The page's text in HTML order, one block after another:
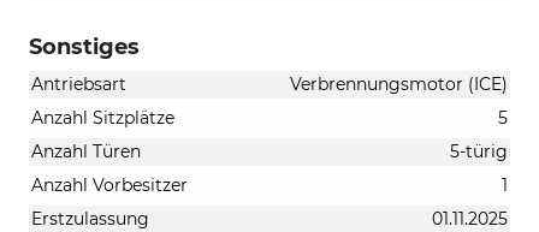
Sonstiges
Antriebsart
Verbrennungsmotor (ICE)
Anzahl Sitzplätze
5
Anzahl Türen
5-türig
Anzahl Vorbesitzer
1
Erstzulassung
01.11.2025